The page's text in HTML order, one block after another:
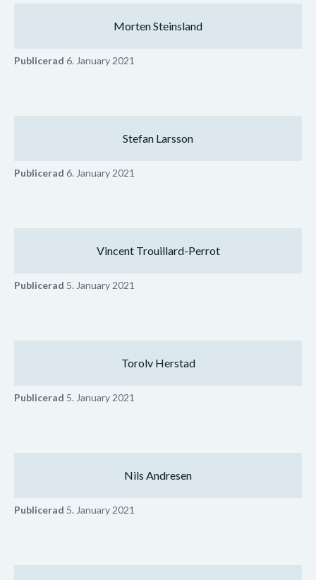
Morten Steinsland
Publicerad 6. January 2021
Stefan Larsson
Publicerad 6. January 2021
Vincent Trouillard-Perrot
Publicerad 5. January 2021
Torolv Herstad
Publicerad 5. January 2021
Nils Andresen
Publicerad 5. January 2021